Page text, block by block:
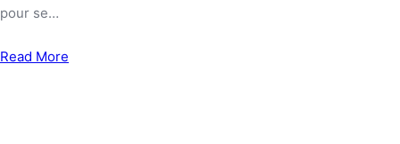
pour se…
Read More